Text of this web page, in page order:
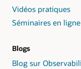
Vidéos pratiques
Séminaires en ligne
Blogs
Blog sur